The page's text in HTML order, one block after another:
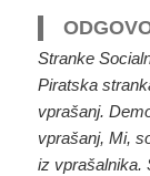
Stranke
Piratska
vprašanj.
vprašanj, Mi,
iz vprašalnika.